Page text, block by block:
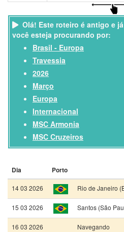
Viaje no MSC Armonia por 18
em 14/03/2026
Olá! Este roteiro é antigo e
você esteja procurando por:
Brasil - Europa
Travessia
2026
Março
Europa
Internacional
MSC Armonia
MSC Cruzeiros
Dia Porto
14 03 2026 Rio de Janeiro
15 03 2026 Santos (São
16 03 2026
Navegando